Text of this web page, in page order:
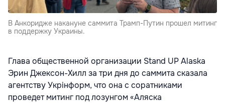
В Анкоридже накануне саммита Трамп-Путин прошел митинг
в поддержку Украины.
Глава общественной организации Stand UP Alaska
Эрин Джексон-Хилл за три дня до саммита сказала
агентству Укрінформ, что она с соратниками
проведет митинг под лозунгом «Аляска